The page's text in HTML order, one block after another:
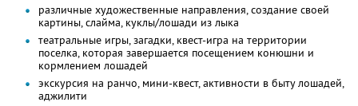
различные художественные направления, создание своей
картины, слайма, куклы/лошади из лыка
театральные игры, загадки, квест-игра на территории
поселка, которая завершается посещением конюшни и
кормлением лошадей
экскурсия на ранчо, мини-квест, активности в быту лошадей,
аджилити